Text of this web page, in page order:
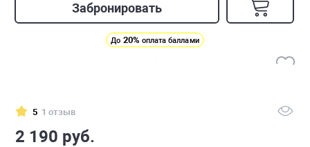
Забронировать
До 20% оплата баллами
5 1 отзыв
2 190 руб.